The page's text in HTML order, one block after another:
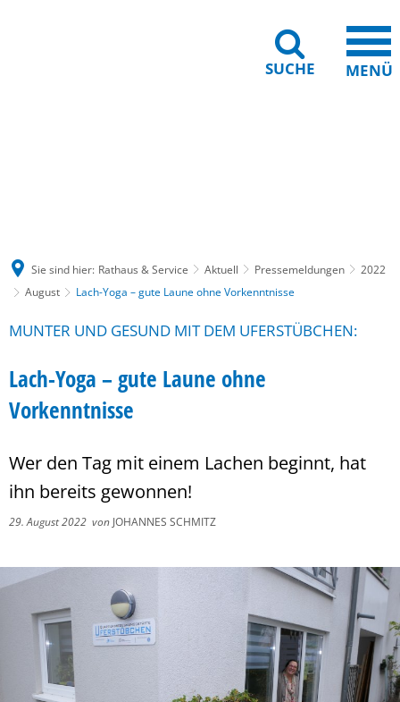
SUCHE MENÜ
Sie sind hier: Rathaus & Service Aktuell Pressemeldungen
2022
August
Lach-Yoga – gute Laune ohne Vorkenntnisse
MUNTER UND GESUND MIT DEM UFERSTÜBCHEN:
Lach-Yoga – gute Laune ohne
Vorkenntnisse
Wer den Tag mit einem Lachen beginnt, hat
ihn bereits gewonnen!
29. August 2022 von JOHANNES SCHMITZ